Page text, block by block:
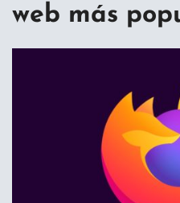
web más